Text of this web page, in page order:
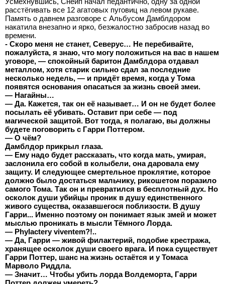
расстёгивать все 12 агатовых пуговиц на левом рукаве.
Память о давнем разговоре с Альбусом Дамблдором
накатила внезапно и ярко, безжалостно забросив назад во
времени.
- Скоро меня не станет, Северус… Не перебивайте,
пожалуйста, я знаю, что могу положиться на вас в нашем
уговоре, — спокойный баритон Дамблдора отдавал
металлом, хотя старик сильно сдал за последние
несколько недель, — и придёт время, когда у Тома
появятся основания опасаться за жизнь своей змеи.
— Нагайны…
— Да. Кажется, так он её называет… И он не будет более
посылать её убивать. Оставит при себе — под
магической защитой. Вот тогда, я полагаю, вы должны
будете поговорить с Гарри Поттером.
— О чём?
Дамблдор прикрыл глаза.
— Ему надо будет рассказать, что когда мать, умирая,
заслонила его собой в колыбели, она даровала ему
защиту. И следующее смертельное проклятие, которое
должно было достаться мальчику, рикошетом поразило
самого Тома. Так он и превратился в бесплотный дух. Но
осколок души убийцы проник в душу единственного
живого существа, оказавшегося поблизости. В душу
Гарри... Именно поэтому он понимает язык змей и может
мыслью проникать в мысли Тёмного Лорда.
— Рhylactery viventem?!..
— Да, Гарри — живой филактерий, подобие крестража,
хранящее осколок души своего врага. И пока существует
Гарри Поттер, шанс на жизнь остаётся и у Томаса
Марволо Риддла.
— Значит… Чтобы убить лорда Волдеморта, Гарри